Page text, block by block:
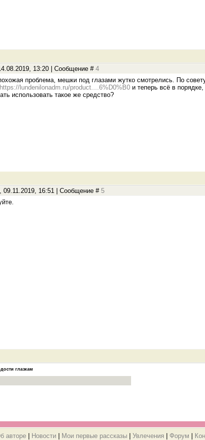
13:20 | Сообщение # 4
проблема, мешки под глазами жутко смотрелись. По
https://lundenilonadm.ru/product....6%D0%B0 и теперь всё в
использовать такое же средство?
09.11.2019, 16:51 | Сообщение # 5
глазкам
авторе Новости Мои первые рассказы Увлечения Форум